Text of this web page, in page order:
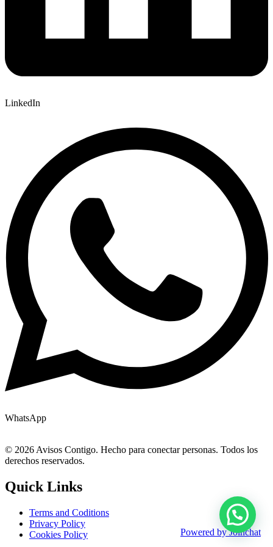
LinkedIn
WhatsApp
© 2026 Avisos Contigo. Hecho para conectar personas. Todos los
derechos reservados.
Quick Links
Terms and Coditions
Privacy Policy
Cookies Policy
Powered byJoinchat